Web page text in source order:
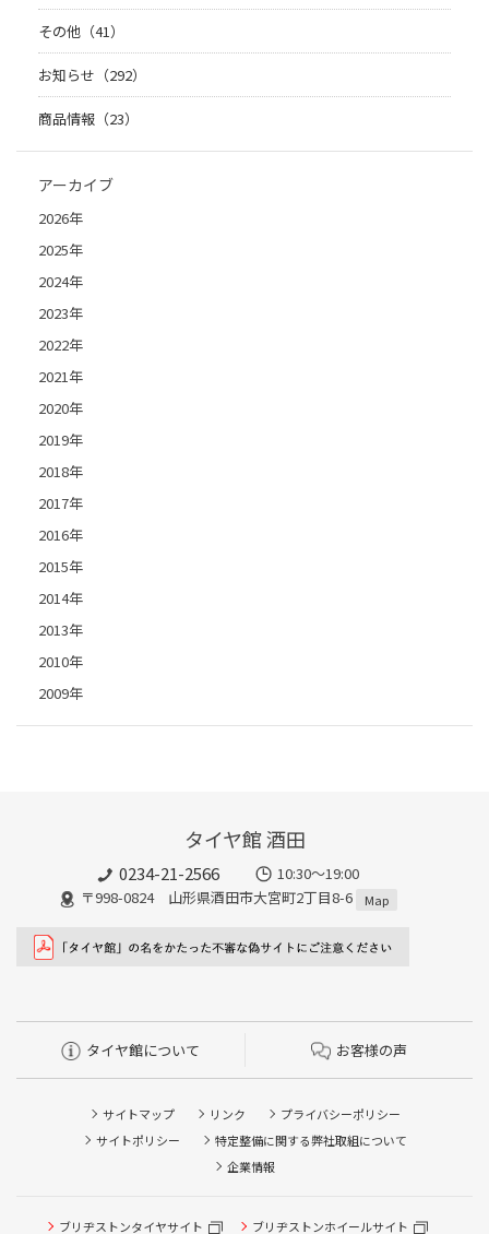
その他（41）
お知らせ（292）
商品情報（23）
アーカイブ
2026年
2025年
2024年
2023年
2022年
2021年
2020年
2019年
2018年
2017年
2016年
2015年
2014年
2013年
2010年
2009年
タイヤ館 酒田
0234-21-2566
10:30～19:00
〒998-0824 山形県酒田市大宮町2丁目8-6
Map
タイヤ館について お客様の声
サイトマップ リンク
プライバシーポリシー
サイトポリシー
特定整備に関する弊社取組について
企業情報
ブリヂストンタイヤサイト ブリヂストンホイールサイト
タイヤ点検・安全点検/タイヤ履き替え/オイル交換/その他